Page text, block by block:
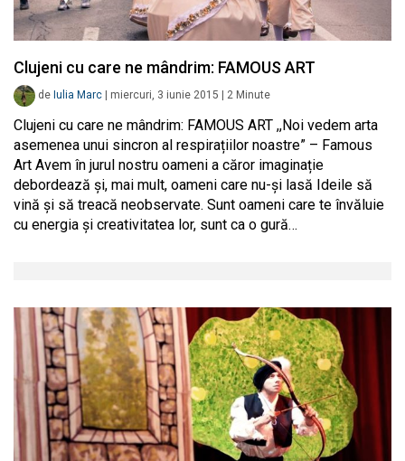
Clujeni cu care ne mândrim: FAMOUS ART
de Iulia Marc miercuri, 3 iunie 2015 2 Minute
Clujeni cu care ne mândrim: FAMOUS ART ,,Noi vedem arta
asemenea unui sincron al respirațiilor noastre” – Famous
Art Avem în jurul nostru oameni a căror imaginație
debordează și, mai mult, oameni care nu-și lasă Ideile să
vină și să treacă neobservate. Sunt oameni care te învăluie
cu energia și creativitatea lor, sunt ca o gură…